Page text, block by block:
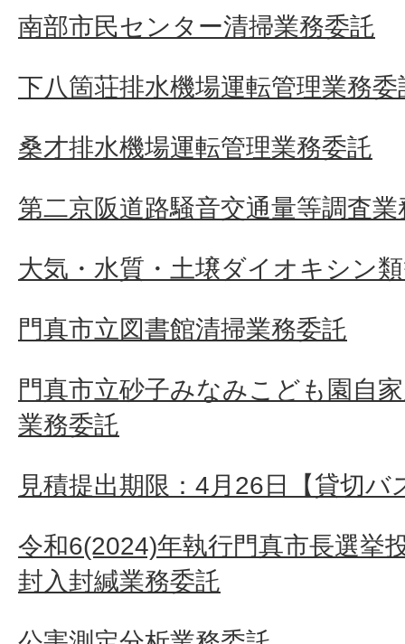
南部市民センター清掃業務委託
下八箇荘排水機場運転管理業務委
桑才排水機場運転管理業務委託
第二京阪道路騒音交通量等調査業
大気・水質・土壌ダイオキシン
門真市立図書館清掃業務委託
門真市立砂子みなみこども園自
業務委託
見積提出期限：4月26日【貸切バ
令和6(2024)年執行門真市長選挙
封入封緘業務委託